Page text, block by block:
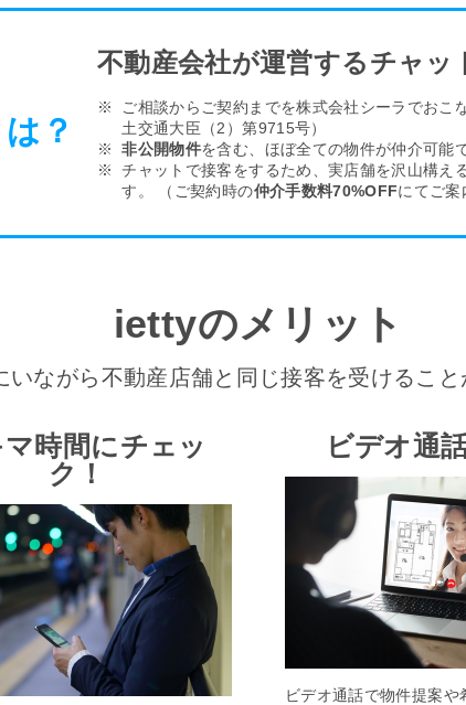
は？
不動産会社が運営するチャッ
ご相談からご契約までを株式会社シーラでおこ
土交通大臣（2）第9715号）
非公開物件を含む、ほぼ全ての物件が仲介可能で
チャットで接客をするため、実店舗を沢山構え
す。
（ご契約時の仲介手数料70%OFFにてご案
iettyのメリット
いながら不動産店舗と同じ接客を受けるこ
マ時間にチェッ
ク！
ビデオ通
ビデオ通話で物件提案や